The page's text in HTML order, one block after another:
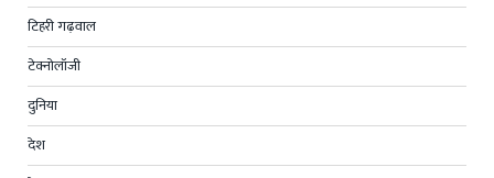
टिहरी गढ़वाल
टेक्नोलॉजी
दुनिया
देश